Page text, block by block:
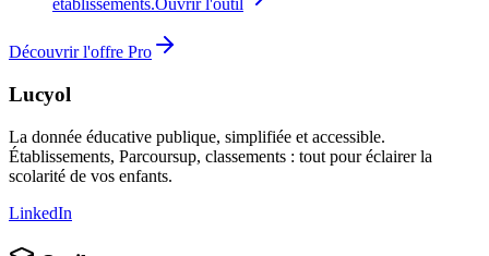
établissements.Ouvrir l'outil
Découvrir l'offre Pro
Lucyol
La donnée éducative publique, simplifiée et accessible.
Établissements, Parcoursup, classements : tout pour éclairer la
scolarité de vos enfants.
LinkedIn